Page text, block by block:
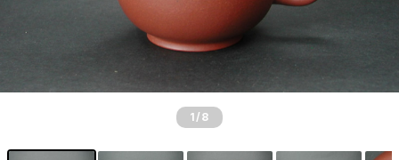
1 /8